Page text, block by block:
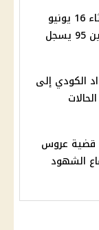
أسعار البنزين والسولار الثلاثاء 16 يونيو
2026 بعد زيادة الأخيرة وبنزين 95 يسجل
الكودي إلى
الحالات
قضية عروس